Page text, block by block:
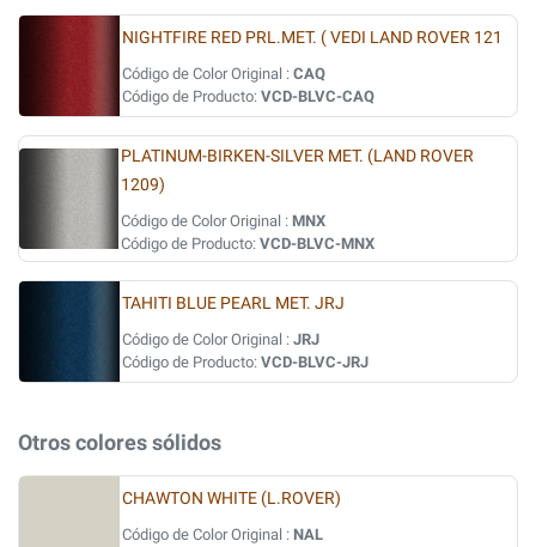
NIGHTFIRE RED PRL.MET. ( VEDI LAND ROVER 121
Código de Color Original : CAQ
Código de Producto: VCD-BLVC-CAQ
PLATINUM-BIRKEN-SILVER MET. (LAND ROVER
1209)
Código de Color Original : MNX
Código de Producto: VCD-BLVC-MNX
TAHITI BLUE PEARL MET. JRJ
Código de Color Original : JRJ
Código de Producto: VCD-BLVC-JRJ
Otros colores sólidos
CHAWTON WHITE (L.ROVER)
Código de Color Original : NAL